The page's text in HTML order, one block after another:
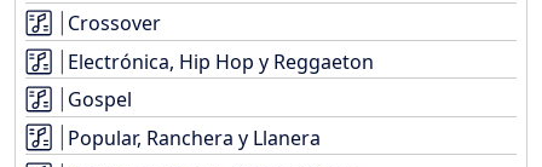
Crossover
Electrónica, Hip Hop y Reggaeton
Gospel
Popular, Ranchera y Llanera